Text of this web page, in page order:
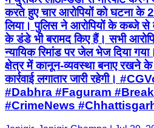
करते हुए चार आरोपियों को घटना के
लिया। पुलिस ने आरोपियों के कब्जे से
के डंडे भी बरामद किए हैं। सभी
न्यायिक रिमांड पर जेल भेज दिया
क्षेत्र में कानून-व्यवस्था बनाए रखने
कार्रवाई लगातार जारी रहेगी।
#Dabhra #Faguram
#CrimeNews